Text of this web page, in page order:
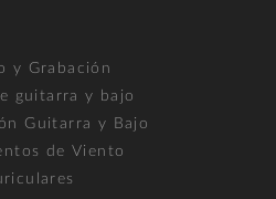
y Grabación
guitarra y bajo
Guitarra y Bajo
de Viento